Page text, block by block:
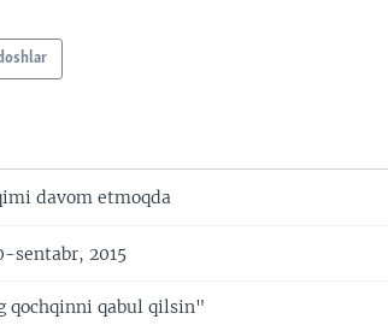
davom etmoqda
sentabr, 2015
qochqinni qabul qilsin"